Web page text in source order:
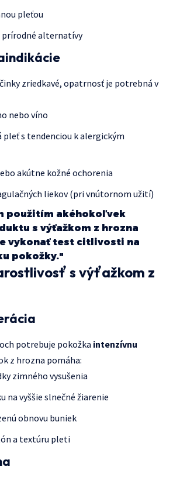
pleťou
prírodné alternatívy
zriedkavé, opatrnosť je potrebná v
nebo víno
s tendenciou k alergickým
akútne kožné ochorenia
liekov (pri vnútornom užití)
použitím akéhokoľvek
s výťažkom z hrozna
vykonať test citlivosti na
pokožky."
s výťažkom z
potrebuje pokožka intenzívnu
z hrozna pomáha:
zimného vysušenia
na vyššie slnečné žiarenie
obnovu buniek
a textúru pleti